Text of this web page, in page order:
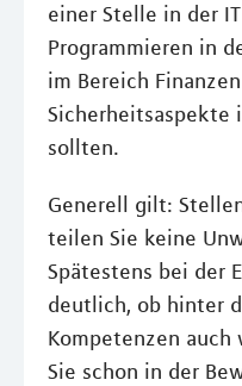
einer Stelle in der
Programmieren in
im Bereich
Sicherheitsaspekte
sollten.
Generell gilt:
teilen Sie keine
Spätestens bei der
deutlich, ob hinter
Kompetenzen
Sie schon in der